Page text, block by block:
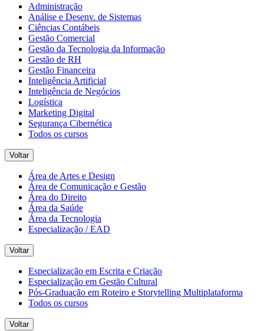
Administração
Análise e Desenv. de Sistemas
Ciências Contábeis
Gestão Comercial
Gestão da Tecnologia da Informação
Gestão de RH
Gestão Financeira
Inteligência Artificial
Inteligência de Negócios
Logística
Marketing Digital
Segurança Cibernética
Todos os cursos
Voltar
Área de Artes e Design
Área de Comunicação e Gestão
Área do Direito
Área da Saúde
Área da Tecnologia
Especialização / EAD
Voltar
Especialização em Escrita e Criação
Especialização em Gestão Cultural
Pós-Graduação em Roteiro e Storytelling Multiplataforma
Todos os cursos
Voltar